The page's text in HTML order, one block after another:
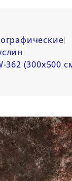
362 (300х500